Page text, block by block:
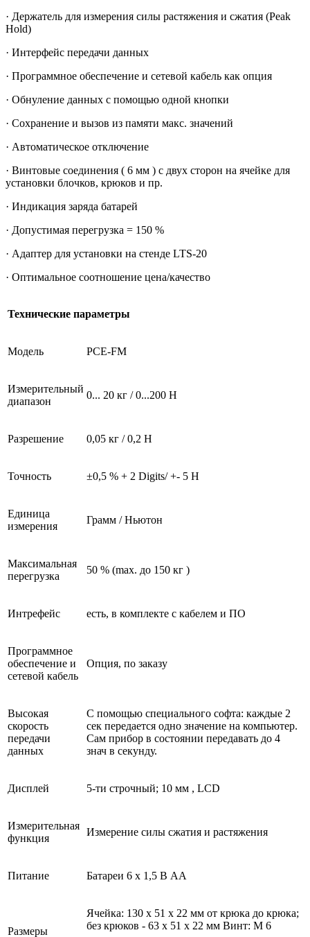
· Держатель для измерения силы растяжения и сжатия (Peak
Hold)
· Интерфейс передачи данных
· Программное обеспечение и сетевой кабель как опция
· Обнуление данных с помощью одной кнопки
· Сохранение и вызов из памяти макс. значений
· Автоматическое отключение
· Винтовые соединения ( 6 мм ) с двух сторон на ячейке для
установки блочков, крюков и пр.
· Индикация заряда батарей
· Допустимая перегрузка = 150 %
· Адаптер для установки на стенде LTS-20
· Оптимальное соотношение цена/качество
Технические параметры
Модель PCE-FM
Измерительный
диапазон
0... 20 кг / 0...200 Н
Разрешение 0,05 кг / 0,2 Н
Точность ±0,5 % + 2 Digits/ +- 5 Н
Единица
измерения
Грамм / Ньютон
Максимальная
перегрузка
50 % (max. до 150 кг )
Интрефейс есть, в комплекте с кабелем и ПО
Программное
обеспечение и
сетевой кабель
Опция, по заказу
Высокая
скорость
передачи
данных
С помощью специального софта: каждые 2
сек передается одно значение на компьютер.
Сам прибор в состоянии передавать до 4
знач в секунду.
Дисплей 5-ти строчный; 10 мм , LCD
Измерительная
функция
Измерение силы сжатия и растяжения
Питание Батареи 6 x 1,5 В AA
Размеры
Ячейка: 130 x 51 x 22 мм от крюка до крюка;
без крюков - 63 x 51 x 22 мм Винт: M 6